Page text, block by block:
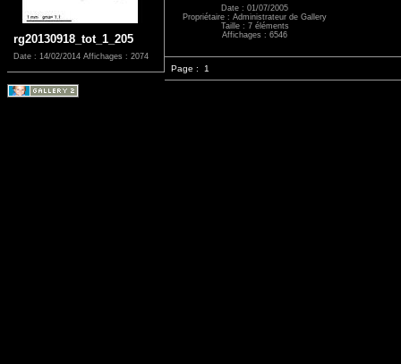
rg20130918_tot_1_205
Date : 14/02/2014 Affichages : 2074
Date : 01/07/2005
Propriétaire : Administrateur de Gallery
Taille : 7 éléments
Affichages : 6546
Page : 1